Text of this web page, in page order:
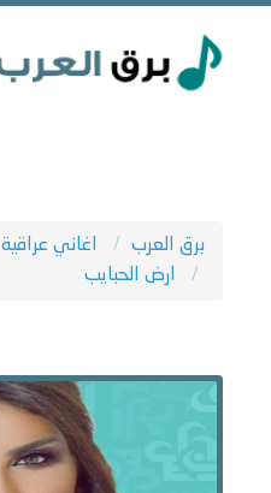
برق العرب اغاني عراقية
ارض الحبايب